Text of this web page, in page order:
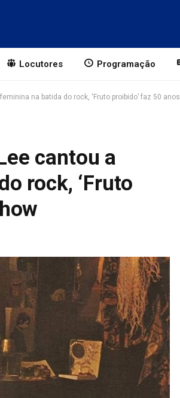
Locutores Programação
na batida do rock, ‘Fruto proibido’ faz 50
cantou a
rock, ‘Fruto